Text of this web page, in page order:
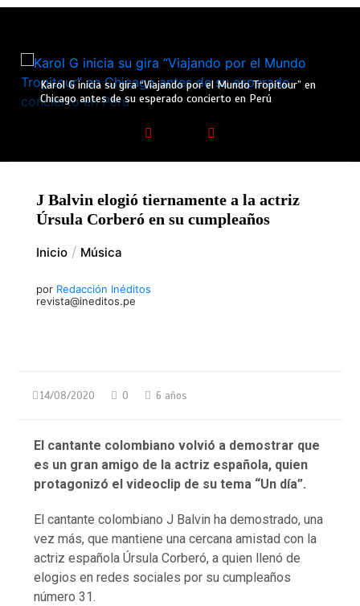
Karol G inicia su gira “Viajando por el Mundo Tropitour” en
Chicago antes de su esperado concierto en Perú
J Balvin elogió tiernamente a la actriz
Úrsula Corberó en su cumpleaños
Inicio Música
por Redacción Inéditos
revista@ineditos.pe
14/08/2020 0 6 años
El cantante colombiano volvió a demostrar que
es un gran amigo de la actriz española, quien
protagonizó el videoclip de su tema “Un día”.
El cantante colombiano J Balvin ha demostrado, una
vez más, que mantiene una cercana amistad con la
actriz española Úrsula Corberó, a quien llenó de
elogios en redes sociales por su cumpleaños
número 31.